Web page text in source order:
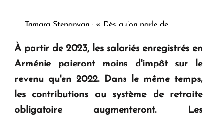
Tamara Stepanyan : « Dès qu’on parle de
" Tant qu'il n'existe pas d'alternative concrète, la
question d'un référendum ne se pose pas. "
KASA : 30 ans d'audace, de résilience et d'avenir
À partir de 2023, les salariés enregistrés en
Arménie paieront moins d'impôt sur le
revenu qu'en 2022. Dans le même temps,
les contributions au système de retraite
obligatoire augmenteront. Les